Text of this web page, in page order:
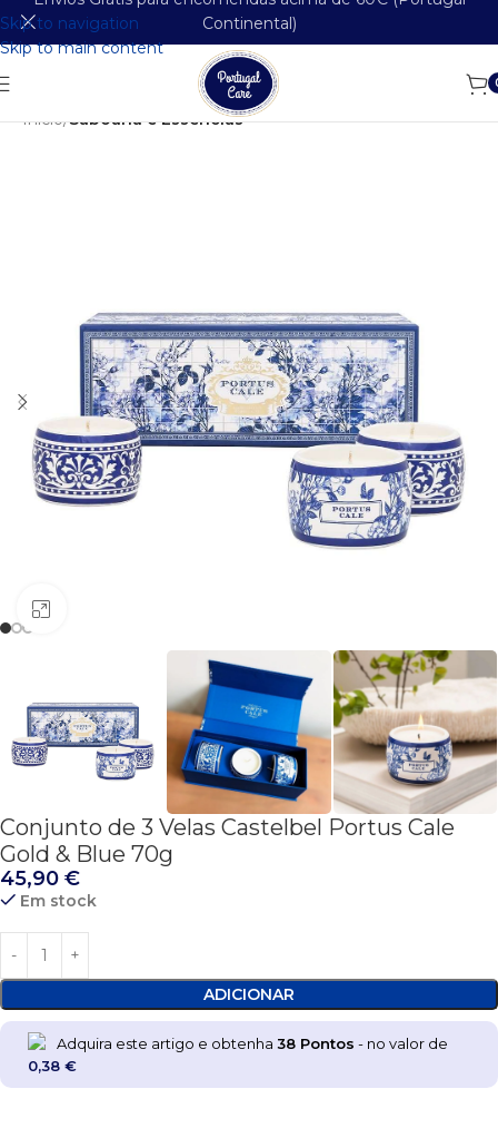
Skip to navigation
Skip to main content
Continental)
Início Saboaria e Essências
Conjunto de 3 Velas Castelbel Portus Cale
Gold & Blue 70g
45,90 €
Em stock
ADICIONAR
Adquira este artigo e obtenha 38 Pontos - no valor de
0,38 €